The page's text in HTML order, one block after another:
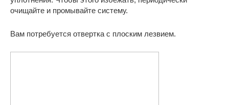
очищайте и промывайте систему.
Вам потребуется отвертка с плоским лезвием.